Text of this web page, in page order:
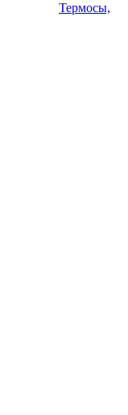
Термосы,